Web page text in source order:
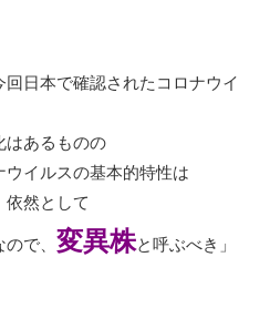
日本で確認されたコロナウイ
はあるものの
ウイルスの基本的特性は
依然として
で、 変異株と呼ぶべき」